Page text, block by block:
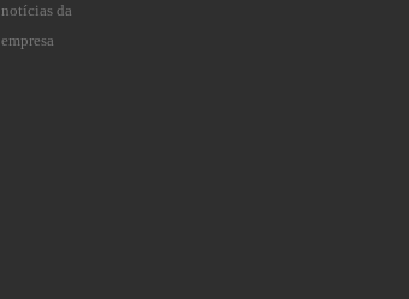
notícias da
empresa